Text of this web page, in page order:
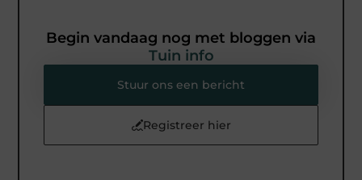
Begin vandaag nog met bloggen via
Tuin info
Stuur ons een bericht
Registreer hier